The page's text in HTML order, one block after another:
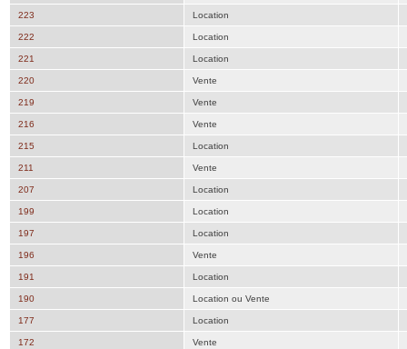
223 Location
222 Location
221 Location
220 Vente
219 Vente
216 Vente
215 Location
211 Vente
207 Location
199 Location
197 Location
196 Vente
191 Location
190 Location ou Vente
177 Location
172 Vente